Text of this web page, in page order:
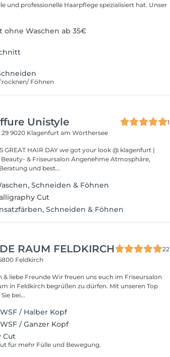
und professionelle Haarpflege spezialisiert hat. Unser
ohne Waschen ab 35€
Föhnen
Unistyle
1
299020 Klagenfurt am Wörthersee
GREAT HAIR DAY we got your look @ klagenfurt |
Friseursalon Angenehme Atmosphäre,
und best...
Schneiden & Föhnen
Cut
Schneiden & Föhnen
RAUM FELDKIRCH
22
Feldkirch
& liebe Freunde Wir freuen uns euch im Friseursalon
in Feldkirch begrüßen zu dürfen. Mit unseren Top
bei...
/ Halber Kopf
/ Ganzer Kopf
Cut
für mehr Fülle und Bewegung.